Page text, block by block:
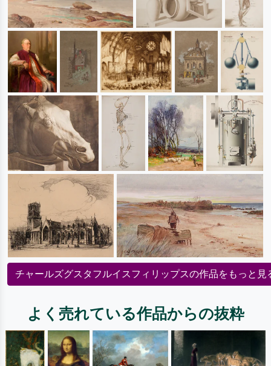
チャールズグスタフルイスフィリップスの作品をもっと見
よく売れている作品からの抜粋